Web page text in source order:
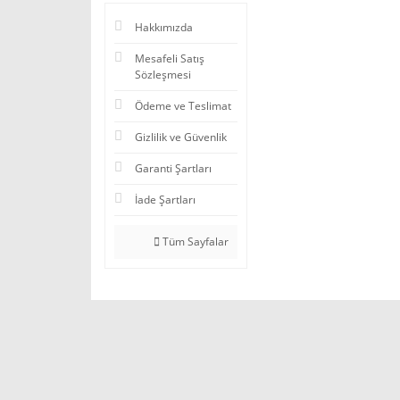
Hakkımızda
Mesafeli Satış
Sözleşmesi
Ödeme ve Teslimat
Gizlilik ve Güvenlik
Garanti Şartları
İade Şartları
Tüm Sayfalar